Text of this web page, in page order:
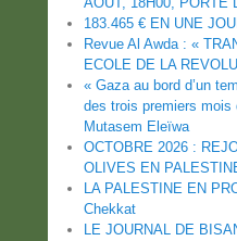
183.465 € EN UNE
Revue Al Awda : «
ECOLE DE LA
« Gaza au bord d’un
des trois premiers mois
Mutasem Eleïwa
OCTOBRE 2026 :
OLIVES EN
LA PALESTINE EN
Chekkat
LE JOURNAL DE